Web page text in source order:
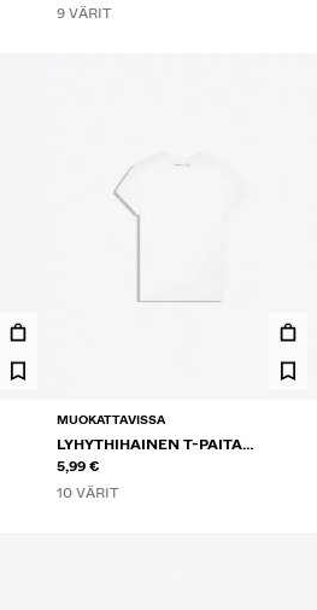
9 VÄRIT
MUOKATTAVISSA
LYHYTHIHAINEN T-PAITA
PYÖREÄLLÄ KAULA-AUKOLLA
5,99 €
10 VÄRIT